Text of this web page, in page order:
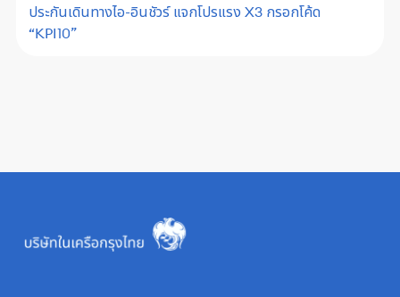
ประกันเดินทางไอ-อินชัวร์ แจกโปรแรง X3 กรอกโค้ด
“KPI10”